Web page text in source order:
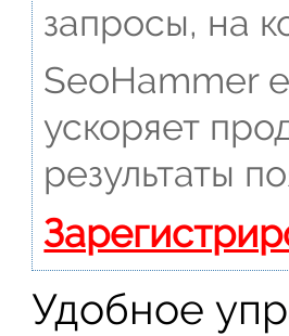
запросы, на
SeoHammer
ускоряет
результаты
Удобное